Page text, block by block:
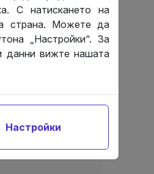
а има само
на определени
и да е вреди,
информацията,
С натискането на
страна. Можете да
„Настройки“. За
данни вижте нашата
Настройки